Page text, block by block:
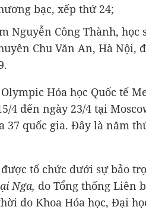
bạc, xếp thứ 24;
Nguyễn Công Thành,
Chu Văn An, Hà Nội,
Hóa học Quốc tế
4 đến ngày 23/4 tại
37 quốc gia. Đây là năm
tổ chức dưới sự bảo
Nga, do Tổng thống Liên
do Khoa Hóa học, Đại